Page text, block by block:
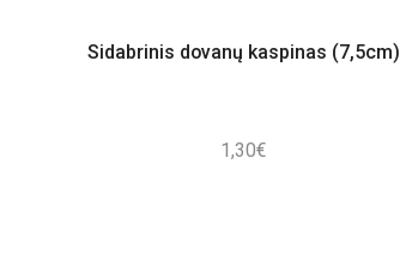
Sidabrinis dovanų kaspinas (7,5cm)
1,30€